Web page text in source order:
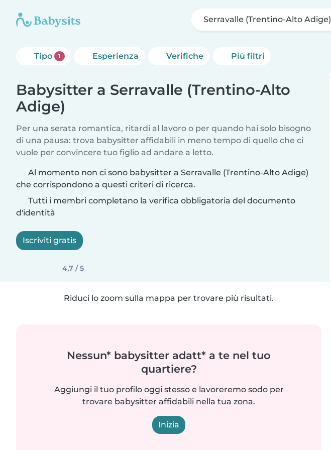
Serravalle (Trentino-Alto Adige)
Tipo 1 Esperienza Verifiche Più filtri
Babysitter a Serravalle (Trentino-Alto
Adige)
Per una serata romantica, ritardi al lavoro o per quando hai solo bisogno
di una pausa: trova babysitter affidabili in meno tempo di quello che ci
vuole per convincere tuo figlio ad andare a letto.
Al momento non ci sono babysitter a Serravalle (Trentino-Alto Adige)
che corrispondono a questi criteri di ricerca.
Tutti i membri completano la verifica obbligatoria del documento
d'identità
Iscriviti gratis
4,7 / 5
Riduci lo zoom sulla mappa per trovare più risultati.
Nessun* babysitter adatt* a te nel tuo
quartiere?
Aggiungi il tuo profilo oggi stesso e lavoreremo sodo per
trovare babysitter affidabili nella tua zona.
Inizia